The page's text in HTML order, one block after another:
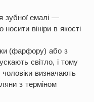
зубної емалі —
вініри в якості
(фарфору) або з
світло, і тому
визначають
з терміном